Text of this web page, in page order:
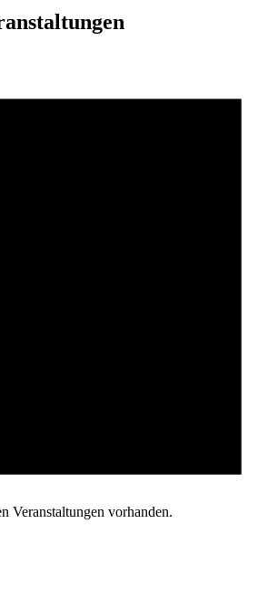
Veranstaltungen vorhanden.